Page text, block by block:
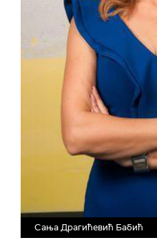
Сања Драгићевић Бабић